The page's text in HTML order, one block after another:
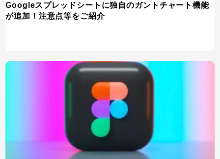
Googleスプレッドシートに独自のガントチャート機能
が追加！注意点等をご紹介